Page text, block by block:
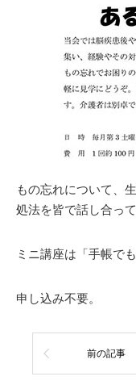
もの忘れについて、
処法を皆で話し合っ
ミニ講座は「手帳で
申し込み不要。
前の記事